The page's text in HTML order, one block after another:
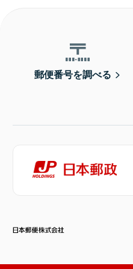
郵便番号を調べる